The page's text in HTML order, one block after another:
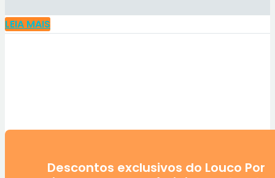
LEIA MAIS
Descontos exclusivos do Louco Por